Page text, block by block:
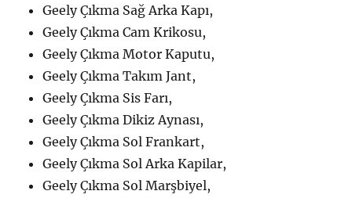
Geely Çıkma Sağ Arka Kapı,
Geely Çıkma Cam Krikosu,
Geely Çıkma Motor Kaputu,
Geely Çıkma Takım Jant,
Geely Çıkma Sis Farı,
Geely Çıkma Dikiz Aynası,
Geely Çıkma Sol Frankart,
Geely Çıkma Sol Arka Kapilar,
Geely Çıkma Sol Marşbiyel,